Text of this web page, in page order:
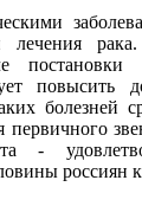
лечения
постановки
повысить
болезней
первичного
-
россиян